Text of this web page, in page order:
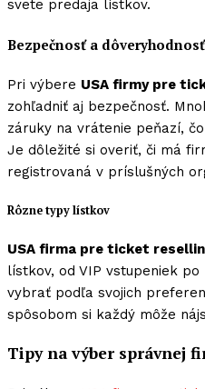
svete predaja lístkov.
Bezpečnosť a dôveryhodnosť
Pri výbere USA firmy pre
zohľadniť aj bezpečnosť.
záruky na vrátenie peňazí,
Je dôležité si overiť, či má
registrovaná v príslušných
Rôzne typy lístkov
USA firma pre ticket
lístkov, od VIP vstupeniek po
vybrať podľa svojich
spôsobom si každý môže
Tipy na výber správnej